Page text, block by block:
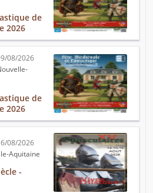
de
2026
08/2026
de
2026
08/2026
Aquitaine
-